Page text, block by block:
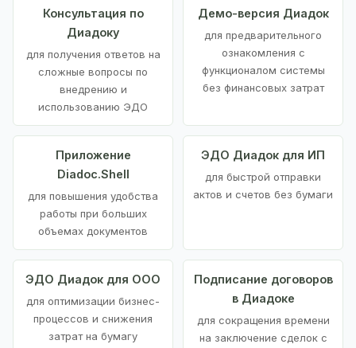
Консультация по
Диадоку
для получения ответов на
сложные вопросы по
внедрению и
использованию ЭДО
Демо-версия Диадок
для предварительного
ознакомления с
функционалом системы
без финансовых затрат
Приложение
Diadoc.Shell
для повышения удобства
работы при больших
объемах документов
ЭДО Диадок для ИП
для быстрой отправки
актов и счетов без бумаги
ЭДО Диадок для ООО
для оптимизации бизнес-
процессов и снижения
затрат на бумагу
Подписание договоров
в Диадоке
для сокращения времени
на заключение сделок с